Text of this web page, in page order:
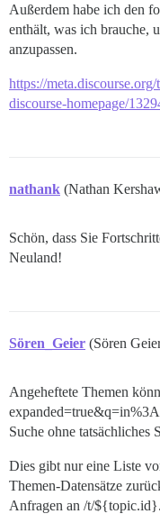
Außerdem habe ich den
enthält, was ich brauche,
anzupassen.
https://
discourse-homepage/
nathank (Nathan
Schön, dass Sie
Neuland!
Sören_Geier (Sören
Angeheftete Themen
Suche ohne tatsächliches
Dies gibt nur eine Liste
Themen-Datensätze
Anfragen an /t/